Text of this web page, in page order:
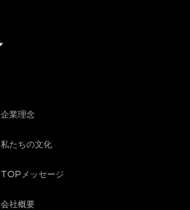
企業理念
私たちの文化
TOPメッセージ
会社概要